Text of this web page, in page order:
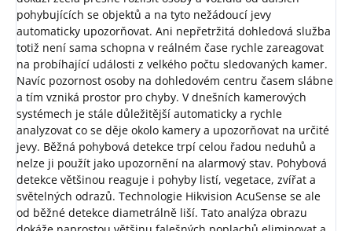
pohybujících se objektů a na tyto nežádoucí jevy
automaticky upozorňovat. Ani nepřetržitá dohledová služba
totiž není sama schopna v reálném čase rychle zareagovat
na probíhající události z velkého počtu sledovaných kamer.
Navíc pozornost osoby na dohledovém centru časem slábne
a tím vzniká prostor pro chyby. V dnešních kamerových
systémech je stále důležitější automaticky a rychle
analyzovat co se děje okolo kamery a upozorňovat na určité
jevy. Běžná pohybová detekce trpí celou řadou neduhů a
nelze ji použít jako upozornění na alarmový stav. Pohybová
detekce většinou reaguje i pohyby listí, vegetace, zvířat a
světelných odrazů. Technologie Hikvision AcuSense se ale
od běžné detekce diametrálně liší. Tato analýza obrazu